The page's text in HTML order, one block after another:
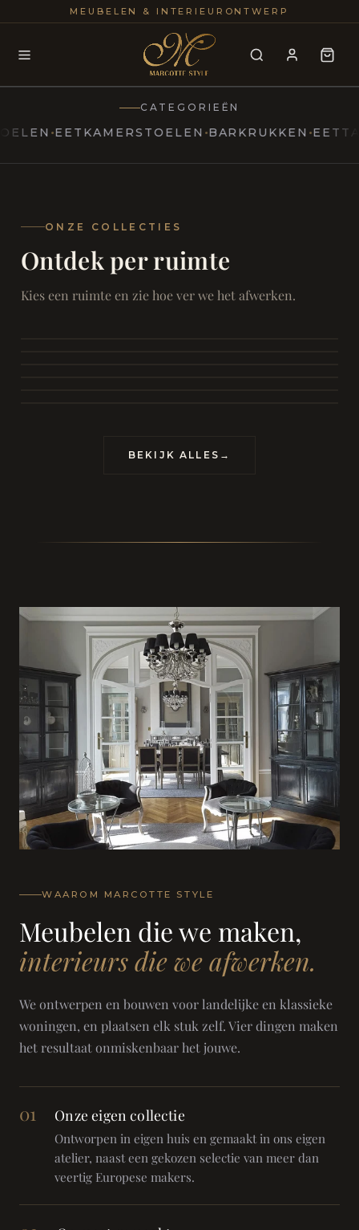
MEUBELEN & INTERIEURONTWERP
Modern
Marcottestyle Living
25+
CATEGORIEËN
EETKAMERSTOELEN BARKRUKKEN EETTAFELS
ONZE COLLECTIES
Ontdek per ruimte
Kies een ruimte en zie hoe ver we het afwerken.
SAMEN ONTSPANNEN
Woonkamer
Eetkamer
RUST EN RETRAITE
BEKIJK ALLES →
WAAROM MARCOTTE STYLE
Meubelen die we maken,
interieurs die we afwerken.
We ontwerpen en bouwen voor landelijke en klassieke
woningen, en plaatsen elk stuk zelf. Vier dingen maken
het resultaat onmiskenbaar het jouwe.
01 Onze eigen collectie
Ontworpen in eigen huis en gemaakt in ons eigen
atelier, naast een gekozen selectie van meer dan
veertig Europese makers.